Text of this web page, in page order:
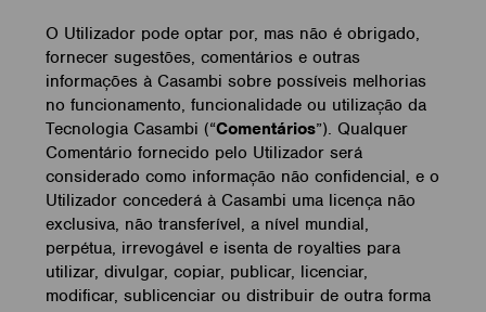
O Utilizador pode optar por, mas não é obrigado,
fornecer sugestões, comentários e outras
informações à Casambi sobre possíveis melhorias
no funcionamento, funcionalidade ou utilização da
Tecnologia Casambi (“Comentários”). Qualquer
Comentário fornecido pelo Utilizador será
considerado como informação não confidencial, e o
Utilizador concederá à Casambi uma licença não
exclusiva, não transferível, a nível mundial,
perpétua, irrevogável e isenta de royalties para
utilizar, divulgar, copiar, publicar, licenciar,
modificar, sublicenciar ou distribuir de outra forma